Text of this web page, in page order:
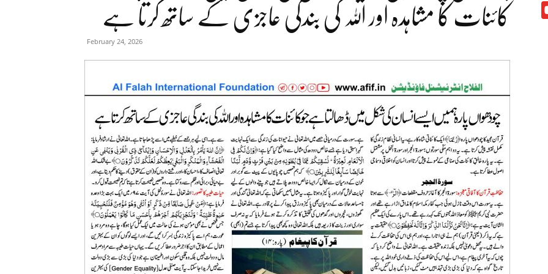
کائنات کا مشاہدہ اور اللہ کی بندگی عاجزی کے ساتھ کرتا ہے
February 24, 2026